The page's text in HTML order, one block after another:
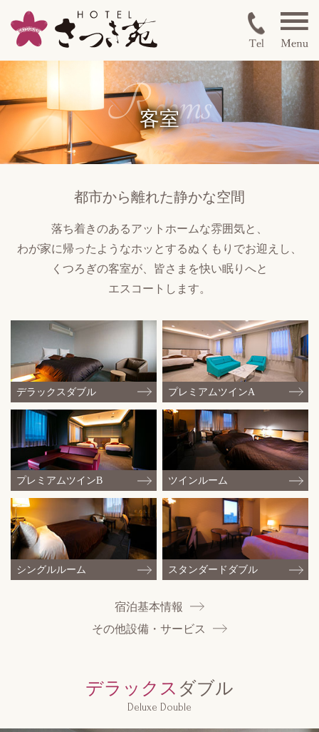
客室
都市から離れた静かな空間
落ち着きのあるアットホームな雰囲気と、
わが家に帰ったようなホッとするぬくもりでお迎えし、
くつろぎの客室が、 皆さまを快い眠りへと
エスコートします。
デラックスダブル プレミアムツインA
プレミアムツインB ツインルーム
シングルルーム スタンダードダブル
宿泊基本情報
その他設備・サービス
デラックス ダブル
Deluxe Double